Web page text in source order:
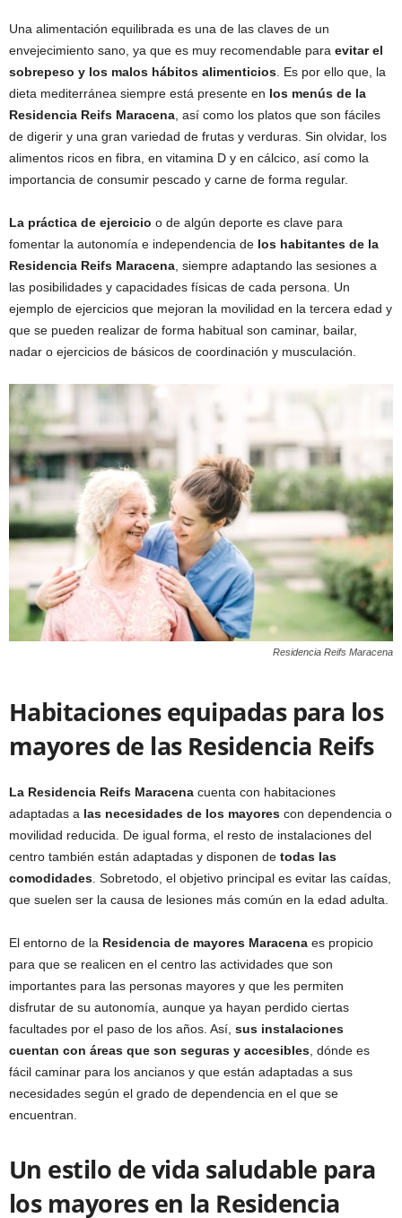
Una alimentación equilibrada es una de las claves de un
envejecimiento sano, ya que es muy recomendable para evitar el
sobrepeso y los malos hábitos alimenticios . Es por ello que, la
dieta mediterránea siempre está presente en los menús de la
Residencia Reifs Maracena , así como los platos que son fáciles
de digerir y una gran variedad de frutas y verduras. Sin olvidar, los
alimentos ricos en fibra, en vitamina D y en cálcico, así como la
importancia de consumir pescado y carne de forma regular.
La práctica de ejercicio o de algún deporte es clave para
fomentar la autonomía e independencia de los habitantes de la
Residencia Reifs Maracena , siempre adaptando las sesiones a
las posibilidades y capacidades físicas de cada persona. Un
ejemplo de ejercicios que mejoran la movilidad en la tercera edad y
que se pueden realizar de forma habitual son caminar, bailar,
nadar o ejercicios de básicos de coordinación y musculación.
Residencia Reifs Maracena
Habitaciones equipadas para los
mayores de las Residencia Reifs
La Residencia Reifs Maracena cuenta con habitaciones
adaptadas a las necesidades de los mayores con dependencia o
movilidad reducida. De igual forma, el resto de instalaciones del
centro también están adaptadas y disponen de todas las
comodidades . Sobretodo, el objetivo principal es evitar las caídas,
que suelen ser la causa de lesiones más común en la edad adulta.
El entorno de la Residencia de mayores Maracena es propicio
para que se realicen en el centro las actividades que son
importantes para las personas mayores y que les permiten
disfrutar de su autonomía, aunque ya hayan perdido ciertas
facultades por el paso de los años. Así, sus instalaciones
cuentan con áreas que son seguras y accesibles , dónde es
fácil caminar para los ancianos y que están adaptadas a sus
necesidades según el grado de dependencia en el que se
encuentran.
Un estilo de vida saludable para
los mayores en la Residencia